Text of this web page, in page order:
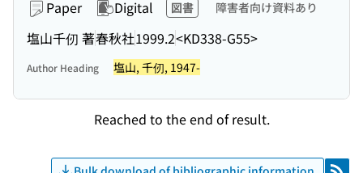
Paper Digital 図書 障害者向け資料あり
塩山千仞 著春秋社1999.2<KD338-G55>
Author Heading 塩山, 千仞, 1947-
Reached to the end of result.